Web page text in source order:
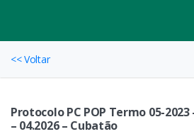
<< Voltar
Protocolo PC POP Termo 05-
– 04.2026 – Cubatão